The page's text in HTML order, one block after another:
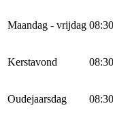
Maandag - vrijdag
Kerstavond
Oudejaarsdag